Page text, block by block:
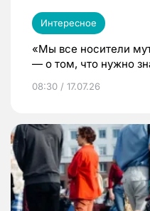
Интересное
«Мы все носители
— о том, что нужно
08:30 / 17.07.26